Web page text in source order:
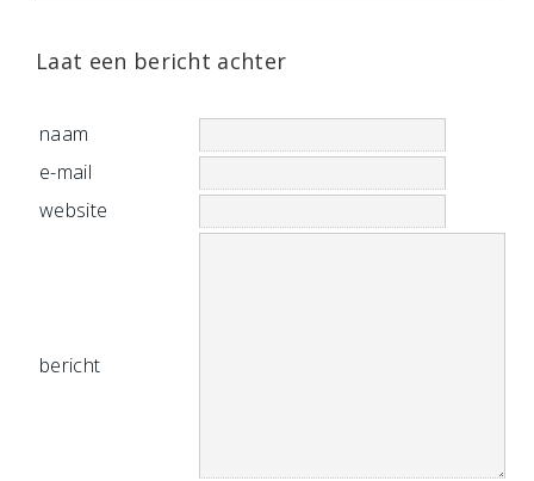
Laat een bericht achter
naam
e-mail
website
bericht